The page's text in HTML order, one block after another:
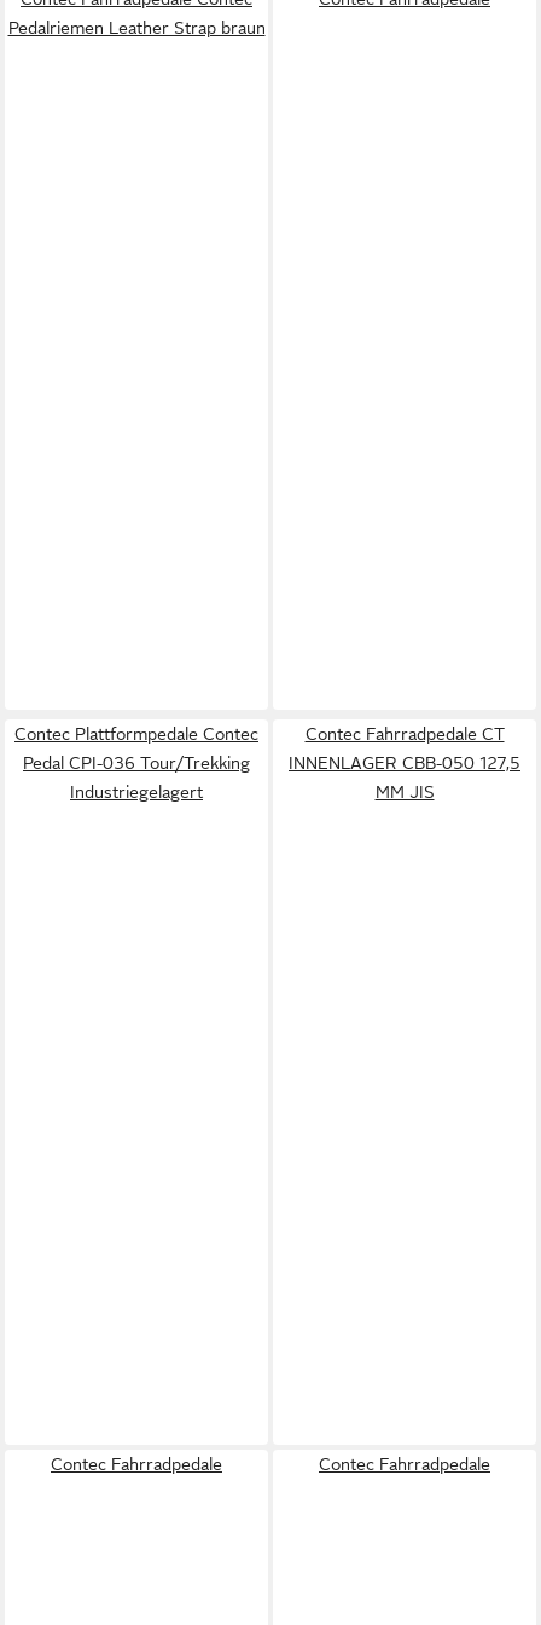
Pedalriemen Leather Strap braun
Contec Plattformpedale Contec
Pedal CPI-036 Tour/Trekking
Industriegelagert
Contec Fahrradpedale CT
INNENLAGER CBB-050 127,5
MM JIS
Contec Fahrradpedale Contec Fahrradpedale